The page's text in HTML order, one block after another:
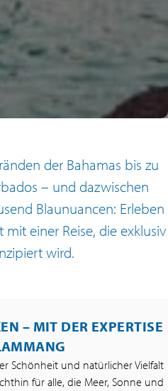
der Bahamas bis zu
– und dazwischen
Blaunuancen: Erleben
mit einer Reise, die exklusiv
wird.
– MIT DER EXPERTISE
Schönheit und natürlicher Vielfalt
für alle, die Meer, Sonne und